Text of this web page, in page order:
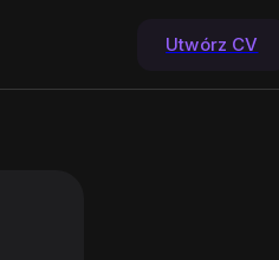
Utwórz CV